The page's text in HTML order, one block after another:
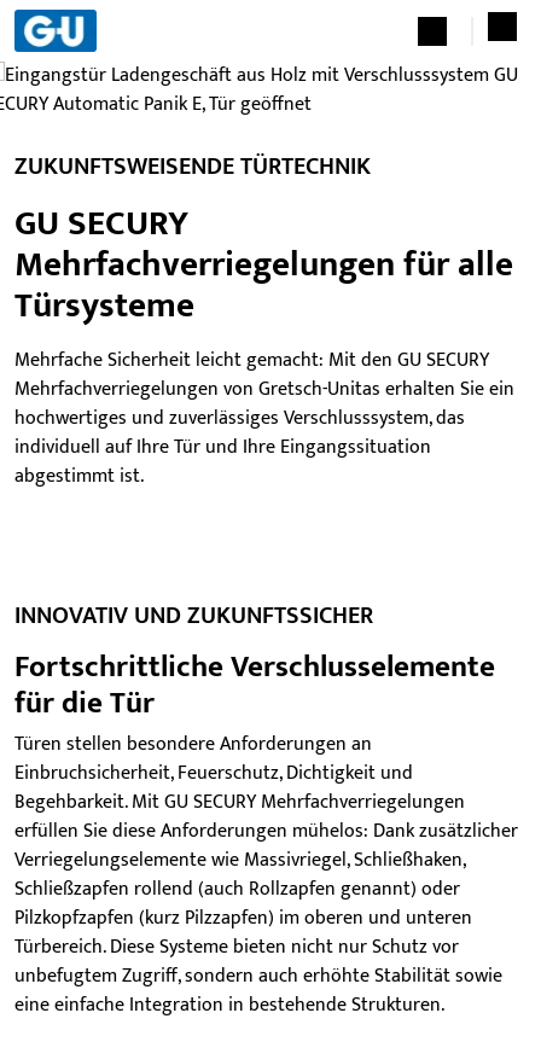
ZUKUNFTSWEISENDE TÜRTECHNIK
GU SECURY
Mehrfachverriegelungen für alle
Türsysteme
Mehrfache Sicherheit leicht gemacht: Mit den GU SECURY
Mehrfachverriegelungen von Gretsch-Unitas erhalten Sie ein
hochwertiges und zuverlässiges Verschlusssystem, das
individuell auf Ihre Tür und Ihre Eingangssituation
abgestimmt ist.
INNOVATIV UND ZUKUNFTSSICHER
Fortschrittliche Verschlusselemente
für die Tür
Türen stellen besondere Anforderungen an
Einbruchsicherheit, Feuerschutz, Dichtigkeit und
Begehbarkeit. Mit GU SECURY Mehrfachverriegelungen
erfüllen Sie diese Anforderungen mühelos: Dank zusätzlicher
Verriegelungselemente wie Massivriegel, Schließhaken,
Schließzapfen rollend (auch Rollzapfen genannt) oder
Pilzkopfzapfen (kurz Pilzzapfen) im oberen und unteren
Türbereich. Diese Systeme bieten nicht nur Schutz vor
unbefugtem Zugriff, sondern auch erhöhte Stabilität sowie
eine einfache Integration in bestehende Strukturen.